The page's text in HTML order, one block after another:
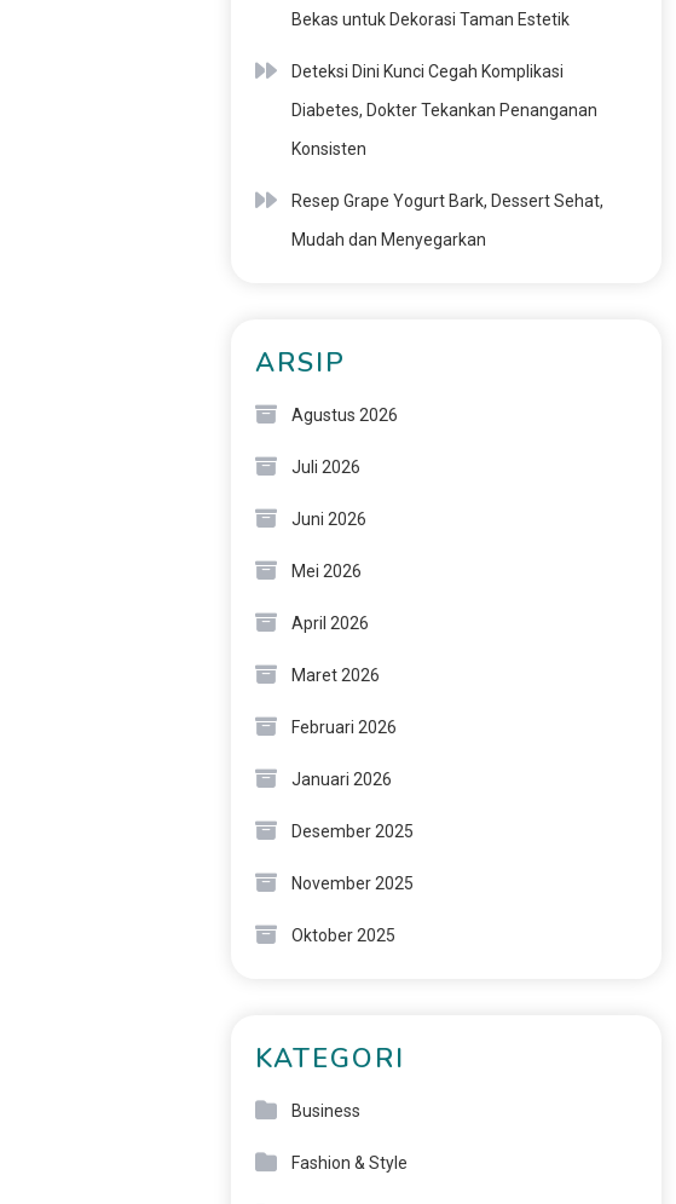
Bekas untuk Dekorasi Taman Estetik
Deteksi Dini Kunci Cegah Komplikasi
Diabetes, Dokter Tekankan Penanganan
Konsisten
Resep Grape Yogurt Bark, Dessert Sehat,
Mudah dan Menyegarkan
ARSIP
Agustus 2026
Juli 2026
Juni 2026
Mei 2026
April 2026
Maret 2026
Februari 2026
Januari 2026
Desember 2025
November 2025
Oktober 2025
KATEGORI
Business
Fashion & Style